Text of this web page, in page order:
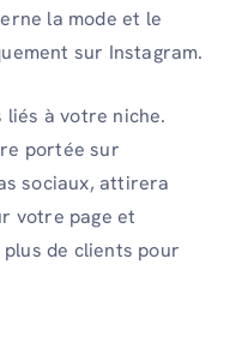
la mode et le
sur Instagram.
liés à votre niche.
portée sur
sociaux, attirera
votre page et
de clients pour